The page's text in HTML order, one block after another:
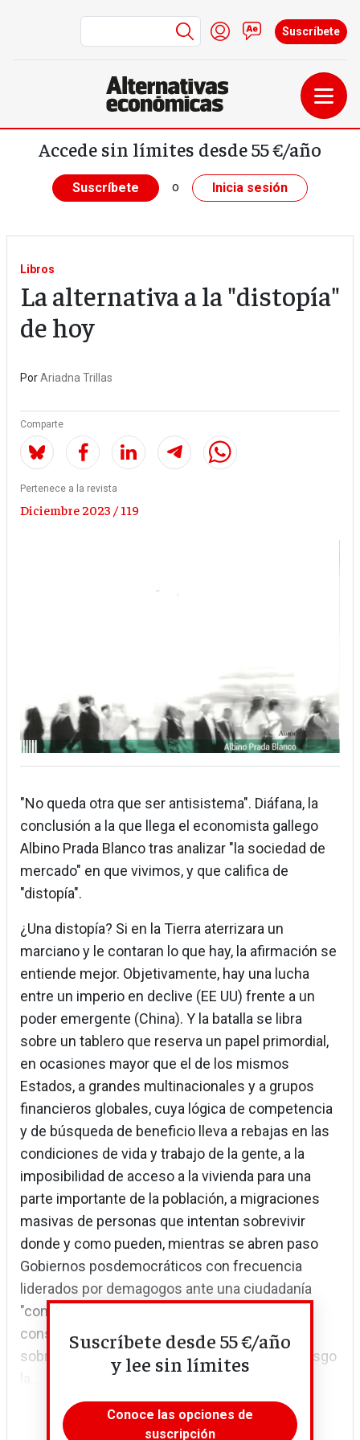
Pasar al contenido principal
Menú de cuenta de
Iniciar sesión
Contacto
Suscríbete
Accede sin límites desde 55 €/año
Suscríbete o Inicia sesión
Libros
La alternativa a la "distopía"
de hoy
PorAriadna Trillas
Comparte
Pertenece a la revista
Diciembre 2023 / 119
"No queda otra que ser antisistema". Diáfana, la
conclusión a la que llega el economista gallego
Albino Prada Blanco tras analizar "la sociedad de
mercado" en que vivimos, y que califica de
"distopía".
¿Una distopía? Si en la Tierra aterrizara un
marciano y le contaran lo que hay, la afirmación se
entiende mejor. Objetivamente, hay una lucha
entre un imperio en declive (EE UU) frente a un
poder emergente (China). Y la batalla se libra
sobre un tablero que reserva un papel primordial,
en ocasiones mayor que el de los mismos
Estados, a grandes multinacionales y a grupos
financieros globales, cuya lógica de competencia
y de búsqueda de beneficio lleva a rebajas en las
condiciones de vida y trabajo de la gente, a la
imposibilidad de acceso a la vivienda para una
parte importante de la población, a migraciones
masivas de personas que intentan sobrevivir
donde y como pueden, mientras se abren paso
Gobiernos posdemocráticos con frecuencia
liderados por demagogos ante una ciudadanía
"consumista por encima de cualquier otra
consideración", con el corolario de una
sobreexplotación de recursos que pone en riesgo
Suscríbete desde 55 €/año
y lee sin límites
Conoce las opciones de
suscripción